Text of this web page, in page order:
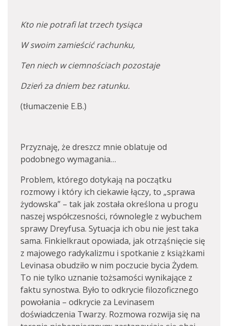
Kto nie potrafi lat trzech tysiąca
W swoim zamieścić rachunku,
Ten niech w ciemnościach pozostaje
Dzień za dniem bez ratunku.
(tłumaczenie E.B.)
Przyznaję, że dreszcz mnie oblatuje od
podobnego wymagania…
Problem, którego dotykają na początku
rozmowy i który ich ciekawie łączy, to „sprawa
żydowska” – tak jak została określona u progu
naszej współczesności, równolegle z wybuchem
sprawy Dreyfusa. Sytuacja ich obu nie jest taka
sama. Finkielkraut opowiada, jak otrząśnięcie się
z majowego radykalizmu i spotkanie z książkami
Levinasa obudziło w nim poczucie bycia Żydem.
To nie tylko uznanie tożsamości wynikające z
faktu synostwa. Było to odkrycie filozoficznego
powołania – odkrycie za Levinasem
doświadczenia Twarzy. Rozmowa rozwija się na